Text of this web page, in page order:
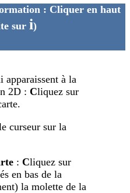
: Cliquer en haut
sur i)
apparaissent à la
2D :Cliquez sur
curseur sur la
:Cliquez sur
en bas de la
la molette de la